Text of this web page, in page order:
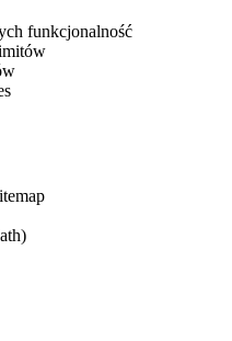
funkcjonalność